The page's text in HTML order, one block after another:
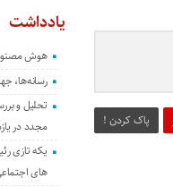
پاک کردن !
یادداشت
هوش
رسانه‌ها،
تحلیل و
مجدد در
یکه تازی
های